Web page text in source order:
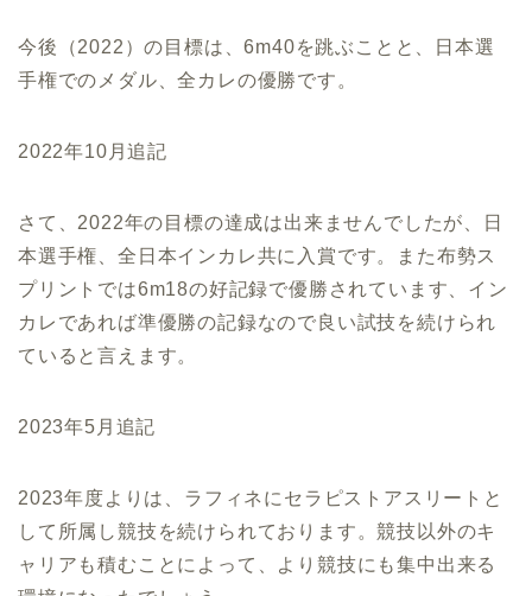
今後（2022）の目標は、6m40を跳ぶことと、日本選
手権でのメダル、全カレの優勝です。
2022年10月追記
さて、2022年の目標の達成は出来ませんでしたが、日
本選手権、全日本インカレ共に入賞です。また布勢ス
プリントでは6m18の好記録で優勝されています、イン
カレであれば準優勝の記録なので良い試技を続けられ
ていると言えます。
2023年5月追記
2023年度よりは、ラフィネにセラピストアスリートと
して所属し競技を続けられております。競技以外のキ
ャリアも積むことによって、より競技にも集中出来る